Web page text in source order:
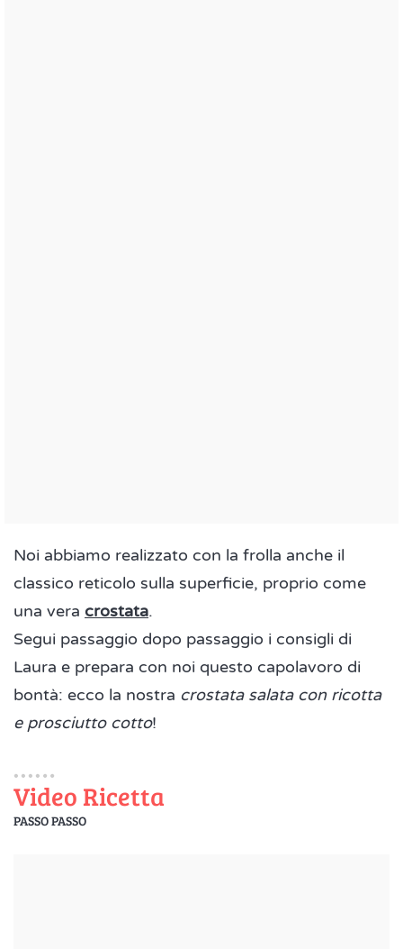
Noi abbiamo realizzato con la frolla anche il
classico reticolo sulla superficie, proprio come
una vera crostata.
Segui passaggio dopo passaggio i consigli di
Laura e prepara con noi questo capolavoro di
bontà: ecco la nostra crostata salata con ricotta
e prosciutto cotto!
Video Ricetta
PASSO PASSO